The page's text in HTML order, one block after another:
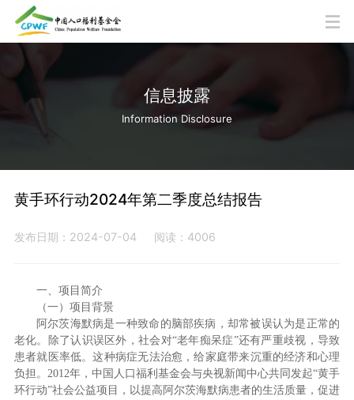
信息披露
Information Disclosure
黄手环行动2024年第二季度总结报告
发布日期：2024-07-04 阅读：4006
一、项目简介
（一）项目背景
阿尔茨海默病是一种致命的脑部疾病，却常被误认为是正常的
老化。除了认识误区外，社会对“老年痴呆症”还有严重歧视，导致
患者就医率低。这种病症无法治愈，给家庭带来沉重的经济和心理
负担。2012年，中国人口福利基金会与央视新闻中心共同发起“黄手
环行动”社会公益项目，以提高阿尔茨海默病患者的生活质量，促进